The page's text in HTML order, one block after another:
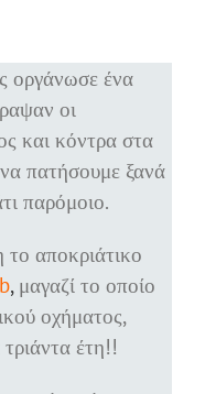
οργάνωσε ένα
οι
και κόντρα στα
πατήσουμε ξανά
παρόμοιο.
αποκριάτικο
,μαγαζί το οποίο
οχήματος,
έτη!!